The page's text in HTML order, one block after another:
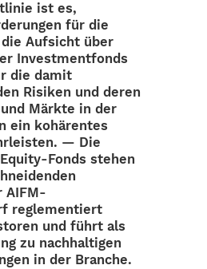
ist es,
für die
Aufsicht über
Invest­ment­fonds
die damit
Risi­ken und deren
Märkte in der
ein kohä­ren­tes
— Die
Fonds stehen
AIFM-
regle­men­tiert
und führt als
zu nach­hal­ti­gen
in der Branche.